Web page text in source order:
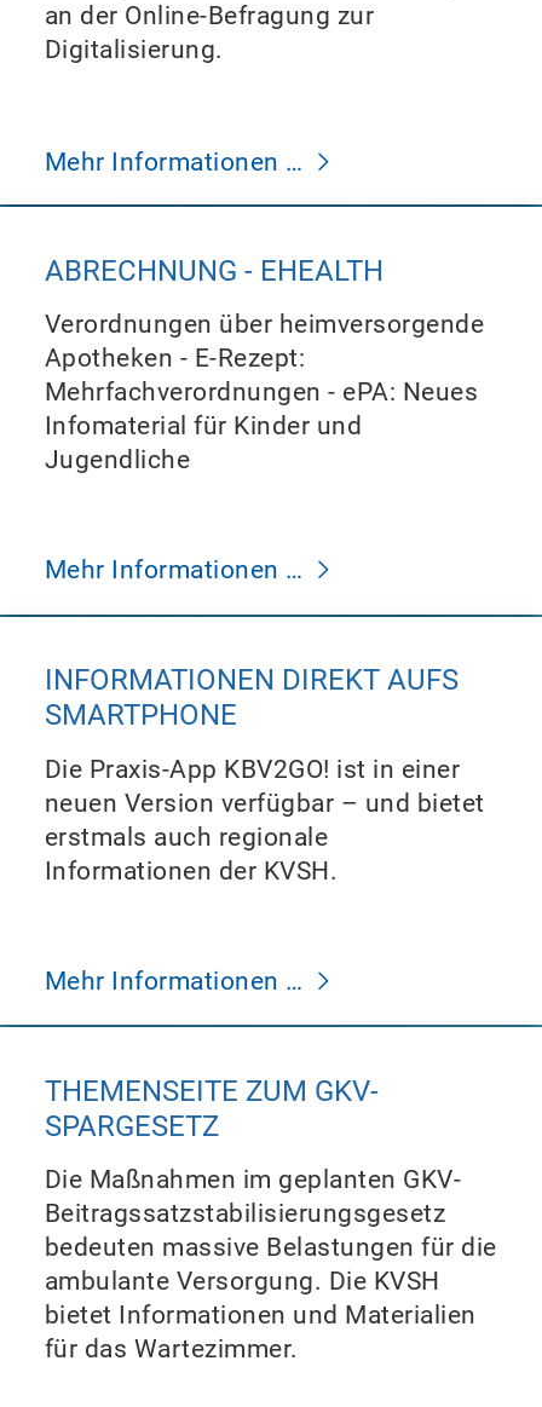
an der Online-Befragung zur
Digitalisierung.
Mehr Informationen …
ABRECHNUNG - EHEALTH
Verordnungen über heimversorgende
Apotheken - E-Rezept:
Mehrfachverordnungen - ePA: Neues
Infomaterial für Kinder und
Jugendliche
Mehr Informationen …
INFORMATIONEN DIREKT AUFS
SMARTPHONE
Die Praxis-App KBV2GO! ist in einer
neuen Version verfügbar – und bietet
erstmals auch regionale
Informationen der KVSH.
Mehr Informationen …
THEMENSEITE ZUM GKV-
SPARGESETZ
Die Maßnahmen im geplanten GKV-
Beitragssatzstabilisierungsgesetz
bedeuten massive Belastungen für die
ambulante Versorgung. Die KVSH
bietet Informationen und Materialien
für das Wartezimmer.